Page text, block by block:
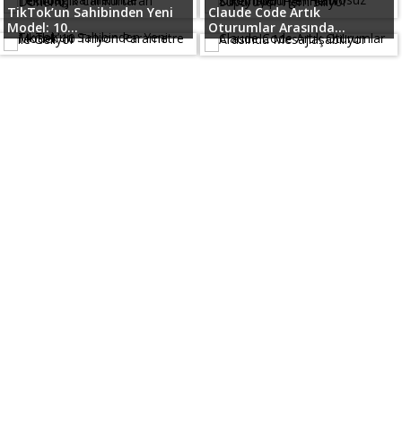
TikTok’un Sahibinden Yeni
Model: 10...
Claude Code Artık
Oturumlar Arasında...